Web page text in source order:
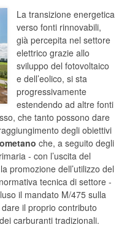
La transizione energetica
verso fonti rinnovabili,
già percepita nel settore
elettrico grazie allo
sviluppo del fotovoltaico
e dell’eolico, si sta
progressivamente
estendendo ad altre fonti
che tanto possono dare
degli obiettivi
che, a seguito degli
- con l’uscita del
promozione dell’utilizzo del
tecnica di settore -
il mandato M/475 sulla
il proprio contributo
carburanti tradizionali.